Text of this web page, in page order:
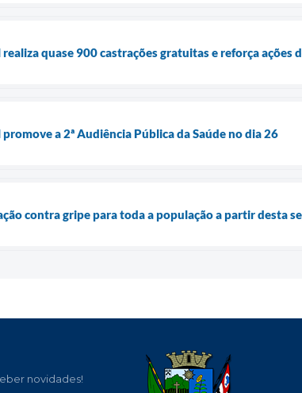
quase 900 castrações gratuitas e reforça ações
a 2ª Audiência Pública da Saúde no dia 26
contra gripe para toda a população a partir desta
novidades!